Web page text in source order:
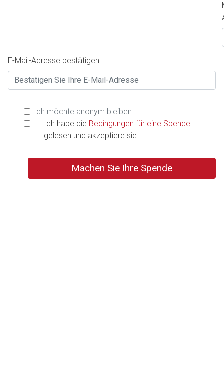
Adresse
E-Mail-Adresse bestätigen
Ich möchte anonym bleiben
Ich habe die Bedingungen für eine Spende
gelesen und akzeptiere sie.
Machen Sie Ihre Spende